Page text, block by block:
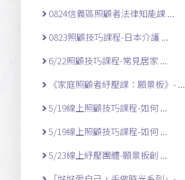
0824信義區照顧者法律知能課 ...
0823照顧技巧課程-日本介護 ...
6/22照顧技巧課程-常見居家 ...
《家庭照顧者紓壓課：願景板》- ...
5/19線上照顧技巧課程-如何 ...
5/19線上照顧技巧課程-如何 ...
5/23線上紓壓團體-願景板創 ...